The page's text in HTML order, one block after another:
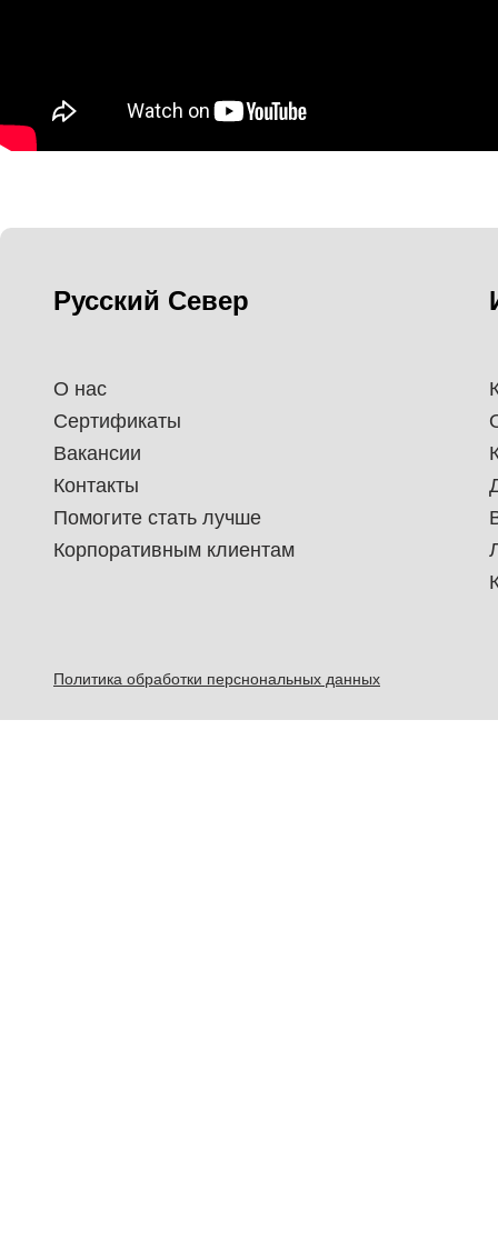
Русский Север
О нас
Сертификаты
Вакансии
Контакты
Помогите стать лучше
Корпоративным клиентам
Политика обработки перснональных данных